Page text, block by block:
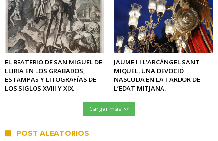
EL BEATERIO DE SAN MIGUEL DE
LLIRIA EN LOS GRABADOS,
ESTAMPAS Y LITOGRAFÍAS DE
LOS SIGLOS XVIII Y XIX.
JAUME I I L’ARCÀNGEL SANT
MIQUEL. UNA DEVOCIÓ
NASCUDA EN LA TARDOR DE
L’EDAT MITJANA.
Cargar más
POST ALEATORIOS